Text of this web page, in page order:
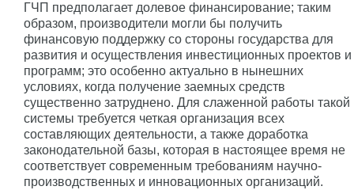
ГЧП предполагает долевое финансирование; таким
образом, производители могли бы получить
финансовую поддержку со стороны государства для
развития и осуществления инвестиционных проектов и
программ; это особенно актуально в нынешних
условиях, когда получение заемных средств
существенно затруднено. Для слаженной работы такой
системы требуется четкая организация всех
составляющих деятельности, а также доработка
законодательной базы, которая в настоящее время не
соответствует современным требованиям научно-
производст­венных и инновационных организаций.